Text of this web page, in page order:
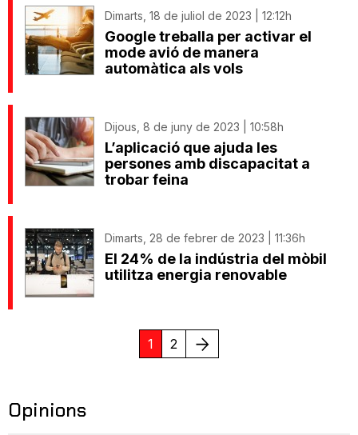
Dimarts, 18 de juliol de 2023 | 12:12h
Google treballa per activar el
mode avió de manera
automàtica als vols
Dijous, 8 de juny de 2023 | 10:58h
L’aplicació que ajuda les
persones amb discapacitat a
trobar feina
Dimarts, 28 de febrer de 2023 | 11:36h
El 24% de la indústria del mòbil
utilitza energia renovable
1 2 Següent
Opinions